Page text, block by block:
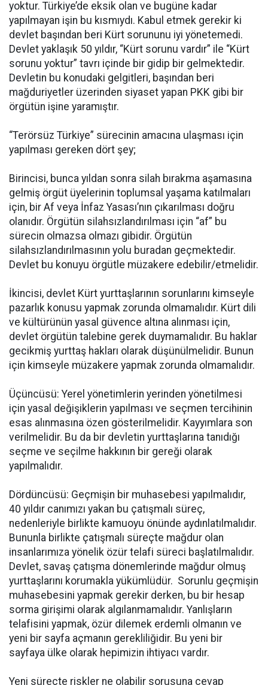
yoktur. Türkiye’de eksik olan ve bugüne kadar
yapılmayan işin bu kısmıydı. Kabul etmek gerekir ki
devlet başından beri Kürt sorununu iyi yönetemedi.
Devlet yaklaşık 50 yıldır, “Kürt sorunu vardır” ile “Kürt
sorunu yoktur” tavrı içinde bir gidip bir gelmektedir.
Devletin bu konudaki gelgitleri, başından beri
mağduriyetler üzerinden siyaset yapan PKK gibi bir
örgütün işine yaramıştır.
“Terörsüz Türkiye” sürecinin amacına ulaşması için
yapılması gereken dört şey;
Birincisi, bunca yıldan sonra silah bırakma aşamasına
gelmiş örgüt üyelerinin toplumsal yaşama katılmaları
için, bir Af veya İnfaz Yasası’nın çıkarılması doğru
olanıdır. Örgütün silahsızlandırılması için “af” bu
sürecin olmazsa olmazı gibidir. Örgütün
silahsızlandırılmasının yolu buradan geçmektedir.
Devlet bu konuyu örgütle müzakere edebilir/etmelidir.
İkincisi, devlet Kürt yurttaşlarının sorunlarını kimseyle
pazarlık konusu yapmak zorunda olmamalıdır. Kürt dili
ve kültürünün yasal güvence altına alınması için,
devlet örgütün talebine gerek duymamalıdır. Bu haklar
gecikmiş yurttaş hakları olarak düşünülmelidir. Bunun
için kimseyle müzakere yapmak zorunda olmamalıdır.
Üçüncüsü: Yerel yönetimlerin yerinden yönetilmesi
için yasal değişiklerin yapılması ve seçmen tercihinin
esas alınmasına özen gösterilmelidir. Kayyımlara son
verilmelidir. Bu da bir devletin yurttaşlarına tanıdığı
seçme ve seçilme hakkının bir gereği olarak
yapılmalıdır.
Dördüncüsü: Geçmişin bir muhasebesi yapılmalıdır,
40 yıldır canımızı yakan bu çatışmalı süreç,
nedenleriyle birlikte kamuoyu önünde aydınlatılmalıdır.
Bununla birlikte çatışmalı süreçte mağdur olan
insanlarımıza yönelik özür telafi süreci başlatılmalıdır.
Devlet, savaş çatışma dönemlerinde mağdur olmuş
yurttaşlarını korumakla yükümlüdür. Sorunlu geçmişin
muhasebesini yapmak gerekir derken, bu bir hesap
sorma girişimi olarak algılanmamalıdır. Yanlışların
telafisini yapmak, özür dilemek erdemli olmanın ve
yeni bir sayfa açmanın gerekliliğidir. Bu yeni bir
sayfaya ülke olarak hepimizin ihtiyacı vardır.
Yeni süreçte riskler ne olabilir sorusuna cevap